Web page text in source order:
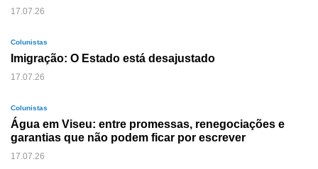
17.07.26
Colunistas
Imigração: O Estado está desajustado
17.07.26
Colunistas
Água em Viseu: entre promessas, renegociações e
garantias que não podem ficar por escrever
17.07.26